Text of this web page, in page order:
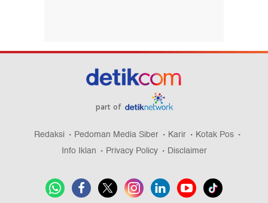
part of
Redaksi Pedoman Media Siber Karir
Kotak Pos
Info Iklan
Privacy Policy Disclaimer